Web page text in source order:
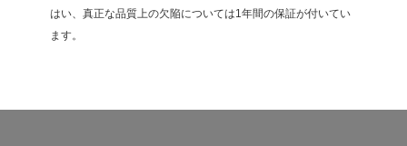
はい、真正な品質上の欠陥については1年間の保証が付いてい
ます。